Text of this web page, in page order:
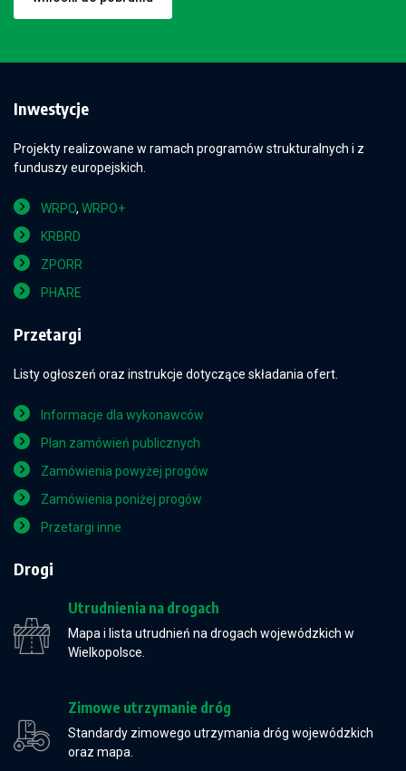
Inwestycje
Projekty realizowane w ramach programów strukturalnych i z
funduszy europejskich.
WRPO, WRPO+
KRBRD
ZPORR
PHARE
Przetargi
Listy ogłoszeń oraz instrukcje dotyczące składania ofert.
Informacje dla wykonawców
Plan zamówień publicznych
Zamówienia powyżej progów
Zamówienia poniżej progów
Przetargi inne
Drogi
Utrudnienia na drogach
Mapa i lista utrudnień na drogach wojewódzkich w
Wielkopolsce.
Zimowe utrzymanie dróg
Standardy zimowego utrzymania dróg wojewódzkich
oraz mapa.